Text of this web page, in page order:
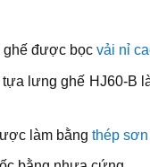
được bọc vải nỉ
lưng ghế HJ60-B
làm bằng thép